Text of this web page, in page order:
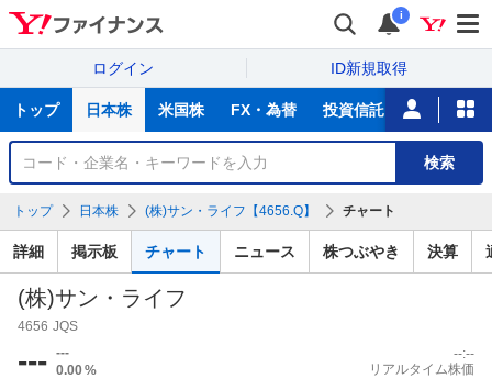
i
ログイン ID新規取得
サ
トップ 日本株 米国株 FX・為替 投資信託 ニュース
銘
検
索
検索
トップ 日本株 (株)サン・ライフ【4656.Q】 チャート
詳細 掲示板 チャート ニュース 株つぶやき 決算
(株)サン・ライフ
4656 JQS
--- ---
0.00%
--:--
リアルタイム株価